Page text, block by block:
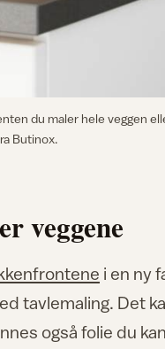
du maler hele veggen
Butinox.
veggene
i en ny
tavlemaling. Det
også folie du